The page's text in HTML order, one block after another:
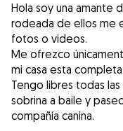
Hola soy una amante
rodeada de ellos me
fotos o videos.
Me ofrezco
mi casa esta
Tengo libres todas
sobrina a baile y
compañía canina.